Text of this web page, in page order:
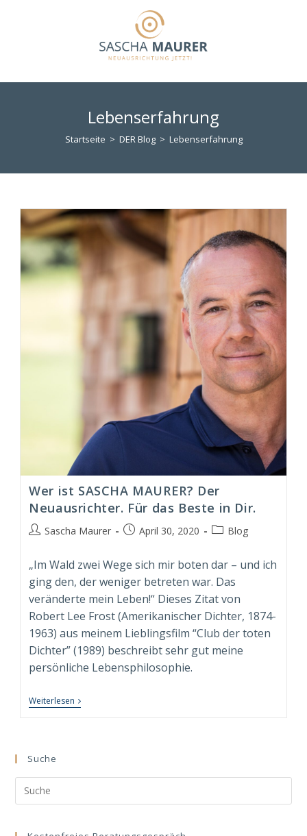
Lebenserfahrung
Startseite > DER Blog > Lebenserfahrung
Wer ist SASCHA MAURER? Der
Neuausrichter. Für das Beste in Dir.
Beitrags-
Sascha Maurer
BeitragApril 30, 2020
Beitrags-
Blog
„Im Wald zwei Wege sich mir boten dar – und ich
ging den, der weniger betreten war. Das
veränderte mein Leben!“ Dieses Zitat von
Robert Lee Frost (Amerikanischer Dichter, 1874-
1963) aus meinem Lieblingsfilm “Club der toten
Dichter” (1989) beschreibt sehr gut meine
persönliche Lebensphilosophie.
Weiterlesen Wer
Ist
Das
Suche
Search
this